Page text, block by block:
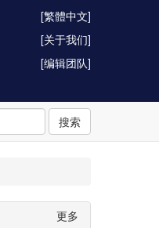
[繁體中文]
[关于我们]
[编辑团队]
搜索
更多